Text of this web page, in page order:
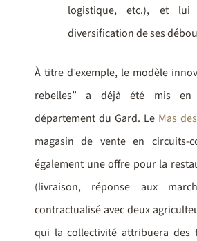
logistique, etc.), et lui
diversification de ses
À titre d’exemple, le modèle
rebelles” a déjà été mis
département du Gard. Le Mas
magasin de vente en circuits-
également une offre pour la
(livraison, réponse aux
contractualisé avec deux
qui la collectivité attribuera des